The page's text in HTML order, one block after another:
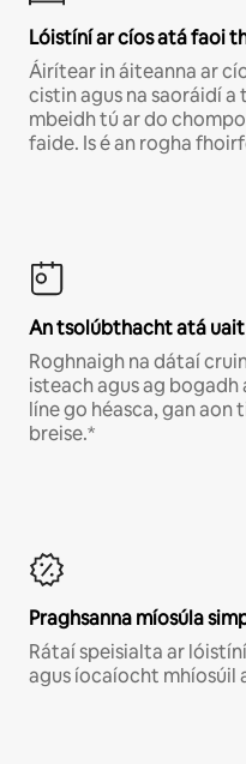
Lóistíní ar cíos atá faoi
Áirítear in áiteanna ar
cistin agus na saoráidí
mbeidh tú ar do
faide. Is é an rogha
An tsolúbthacht atá uait
Roghnaigh na dátaí
isteach agus ag
líne go héasca, gan
breise.*
Praghsanna míosúla
Rátaí speisialta ar
agus íocaíocht mhíosúil